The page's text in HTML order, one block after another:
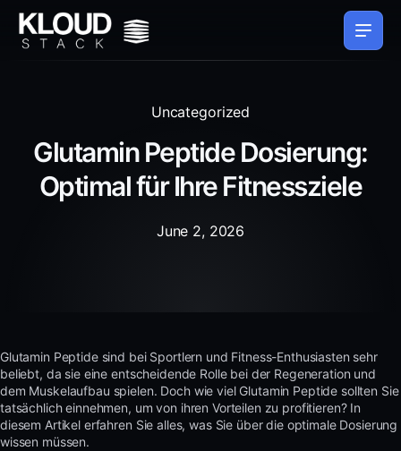
Uncategorized
Glutamin Peptide Dosierung:
Optimal für Ihre Fitnessziele
June 2, 2026
Glutamin Peptide sind bei Sportlern und Fitness-Enthusiasten sehr
beliebt, da sie eine entscheidende Rolle bei der Regeneration und
dem Muskelaufbau spielen. Doch wie viel Glutamin Peptide sollten Sie
tatsächlich einnehmen, um von ihren Vorteilen zu profitieren? In
diesem Artikel erfahren Sie alles, was Sie über die optimale Dosierung
wissen müssen.